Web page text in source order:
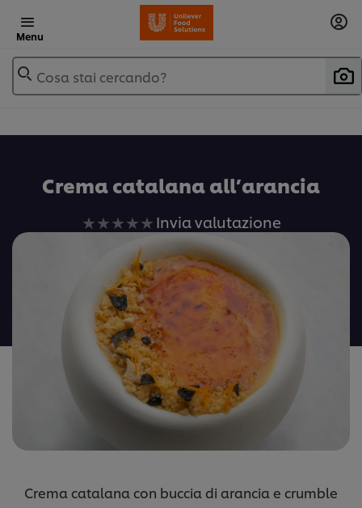
Menu
Cosa stai cercando?
Crema catalana all’arancia
Nessuna
valutazione
inviata
per
questo
recipe
Invia valutazione
Crema catalana con buccia di arancia e crumble